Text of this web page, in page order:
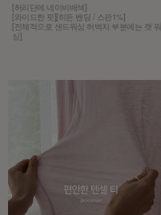
[허리단에 네이비배색]
[와이드한 핏][히든 밴딩 / 스판1%]
[전체적으로 샌드워싱 허벅지 부분에는 캣 워
싱]